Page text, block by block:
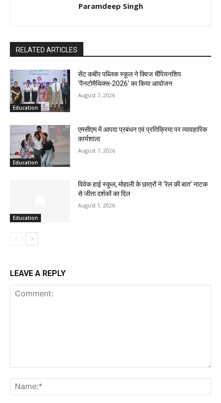
Paramdeep Singh
RELATED ARTICLES
Education
सेंट कबीर पब्लिक स्कूल ने क्विज चैंपियनशिप
‘पैनटोमैथिक्स-2026’ का किया आयोजन
August 7, 2026
Education
एमसीएम में आपदा प्रबंधन एवं प्रतिक्रिया पर व्यावहारिक
कार्यशाला
August 7, 2026
Education
विवेक हाई स्कूल, मोहाली के छात्रों ने ‘रेल की बात’ नाटक
से जीता दर्शकों का दिल
August 1, 2026
LEAVE A REPLY